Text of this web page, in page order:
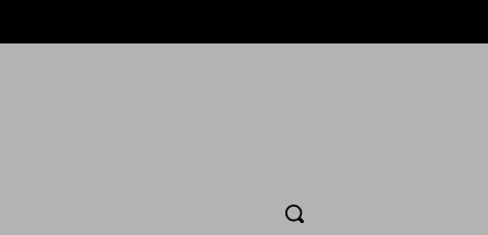
Cerca